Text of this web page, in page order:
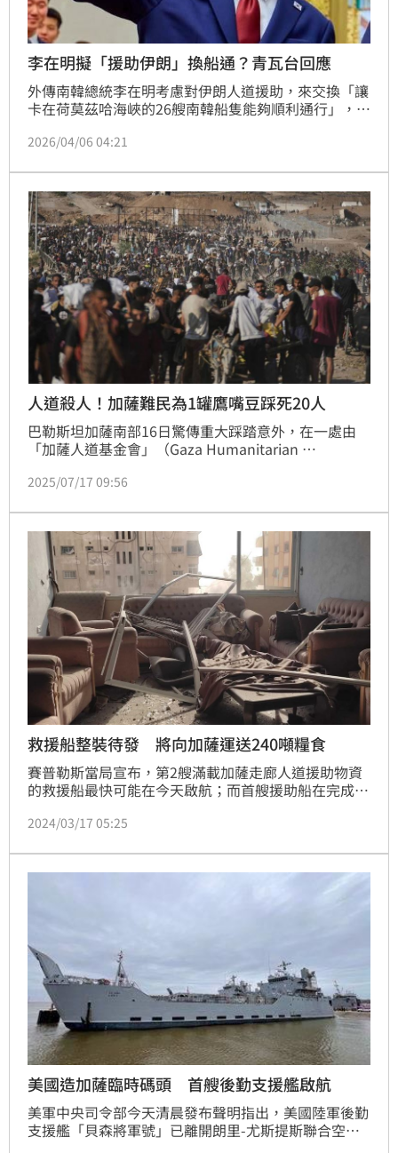
李在明擬「援助伊朗」換船通？青瓦台回應
外傳南韓總統李在明考慮對伊朗人道援助，來交換「讓
卡在荷莫茲哈海峽的26艘南韓船隻能夠順利通行」，對
法。
2026/04/06 04:21
人道殺人！加薩難民為1罐鷹嘴豆踩死20人
巴勒斯坦加薩南部16日驚傳重大踩踏意外，在一處由
「加薩人道基金會」（Gaza Humanitarian
民為求食物擁入現場，最終在混亂中釀成至少20死慘
用催淚瓦斯與胡椒噴霧驅離人群，引發驚慌逃竄，導致
民眾窒息與踐踏致死。
2025/07/17 09:56
救援船整裝待發 將向加薩運送240噸糧食
賽普勒斯當局宣布，第2艘滿載加薩走廊人道援助物資
的救援船最快可能在今天啟航；而首艘援助船在完成卸
2024/03/17 05:25
美國造加薩臨時碼頭 首艘後勤支援艦啟航
美軍中央司令部今天清晨發布聲明指出，美國陸軍後勤
支援艦「貝森將軍號」已離開朗里-尤斯提斯聯合空軍